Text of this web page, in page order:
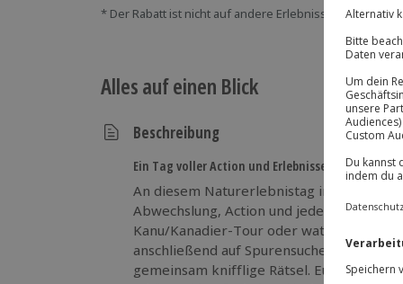
* Der Rabatt ist nicht auf andere Erlebnisse bei der
Alles auf einen Blick
Beschreibung
Ein Tag voller Action und Erlebnisse – Seid dabei!
An diesem Naturerlebnistag in Stuttgart
Abwechslung, Action und jede Menge
Kanu/Kanadier-Tour oder watet mit
anschließend auf Spurensuche in die
gemeinsam knifflige Rätsel. Euer 3.